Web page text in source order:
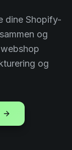
dine Shopify-
og
og